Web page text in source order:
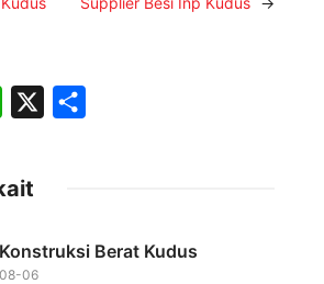
W
t
A
Berat Kudus
06